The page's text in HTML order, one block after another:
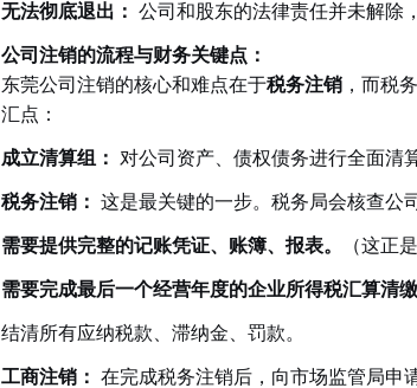
无法彻底退出： 公司和股东的法律责任并未解除
公司注销的流程与财务关键点：
东莞公司注销的核心和难点在于税务注销，而税
汇点：
成立清算组： 对公司资产、债权债务进行全面清算
税务注销： 这是最关键的一步。税务局会核查公
需要提供完整的记账凭证、账簿、报表。 （这正是
需要完成最后一个经营年度的企业所得税汇算清缴
结清所有应纳税款、滞纳金、罚款。
工商注销： 在完成税务注销后，向市场监管局申